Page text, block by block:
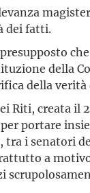
dei fatti.
della
della
Riti, creata il
portare
tra i senatori
a